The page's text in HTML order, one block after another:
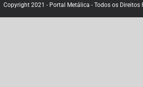
Copyright 2021 - Portal Metálica - Todos os Direitos